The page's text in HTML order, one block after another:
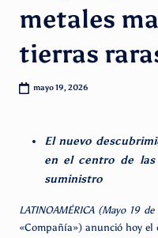
metales
tierras
mayo 19, 2026
El nuevo
en el centro de las
suministro
LATINOAMÉRICA (Mayo
«Compañía») anunció hoy el